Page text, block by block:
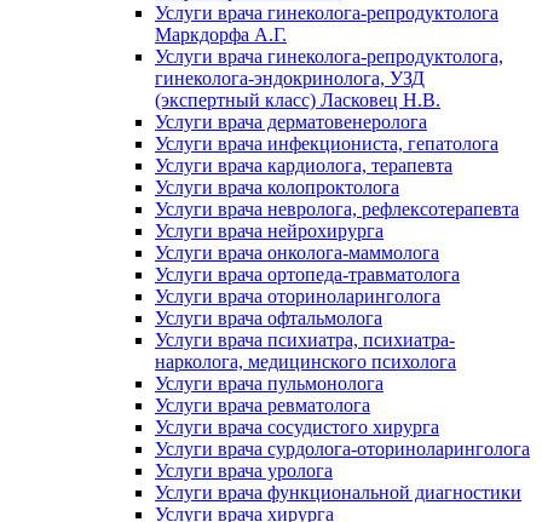
Услуги врача гинеколога-репродуктолога
Маркдорфа А.Г.
Услуги врача гинеколога-репродуктолога,
гинеколога-эндокринолога, УЗД
(экспертный класс) Ласковец Н.В.
Услуги врача дерматовенеролога
Услуги врача инфекциониста, гепатолога
Услуги врача кардиолога, терапевта
Услуги врача колопроктолога
Услуги врача невролога, рефлексотерапевта
Услуги врача нейрохирурга
Услуги врача онколога-маммолога
Услуги врача ортопеда-травматолога
Услуги врача оториноларинголога
Услуги врача офтальмолога
Услуги врача психиатра, психиатра-
нарколога, медицинского психолога
Услуги врача пульмонолога
Услуги врача ревматолога
Услуги врача сосудистого хирурга
Услуги врача сурдолога-оториноларинголога
Услуги врача уролога
Услуги врача функциональной диагностики
Услуги врача хирурга